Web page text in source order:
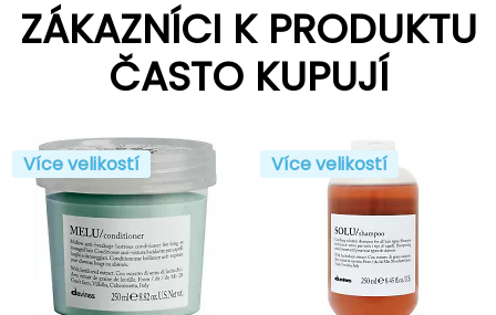
ZÁKAZNÍCI K PRODUKTU
ČASTO KUPUJÍ
Více velikostí Více velikostí